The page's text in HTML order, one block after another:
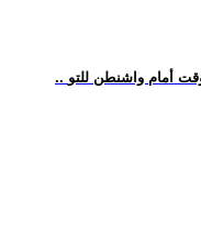
أمام واشنطن للتو